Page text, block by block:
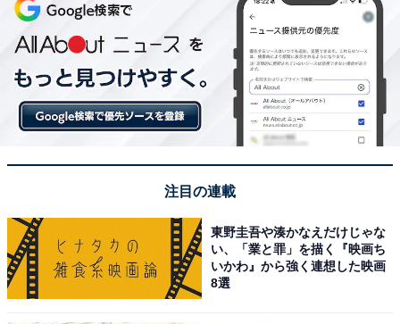
注目の連載
東野圭吾や湊かなえだけじゃな
い、「業と罪」を描く『映画ち
いかわ』から強く連想した映画
8選